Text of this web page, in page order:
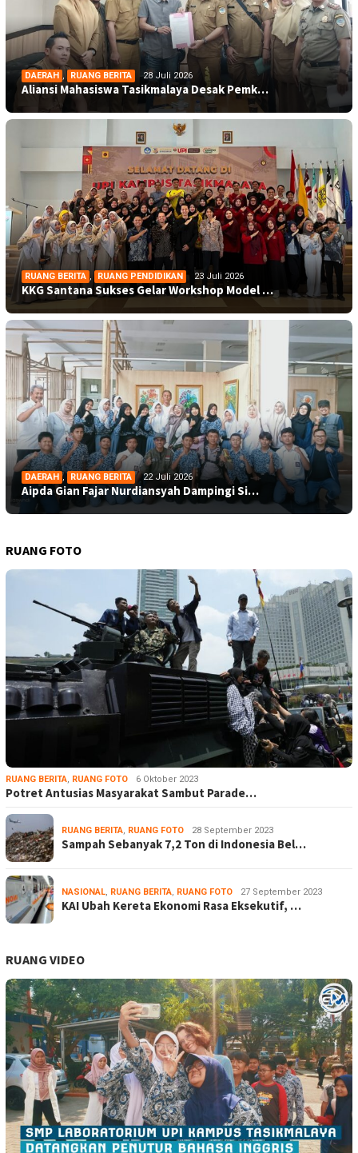
DAERAH , RUANG BERITA 28 Juli 2026
Aliansi Mahasiswa Tasikmalaya Desak Pemk…
RUANG BERITA , RUANG PENDIDIKAN 23 Juli 2026
KKG Santana Sukses Gelar Workshop Model …
DAERAH , RUANG BERITA 22 Juli 2026
Aipda Gian Fajar Nurdiansyah Dampingi Si…
RUANG FOTO
RUANG BERITA, RUANG FOTO 6 Oktober 2023
Potret Antusias Masyarakat Sambut Parade…
RUANG BERITA, RUANG FOTO 28 September 2023
Sampah Sebanyak 7,2 Ton di Indonesia Bel…
NASIONAL, RUANG BERITA, RUANG FOTO 27 September 2023
KAI Ubah Kereta Ekonomi Rasa Eksekutif, …
RUANG VIDEO